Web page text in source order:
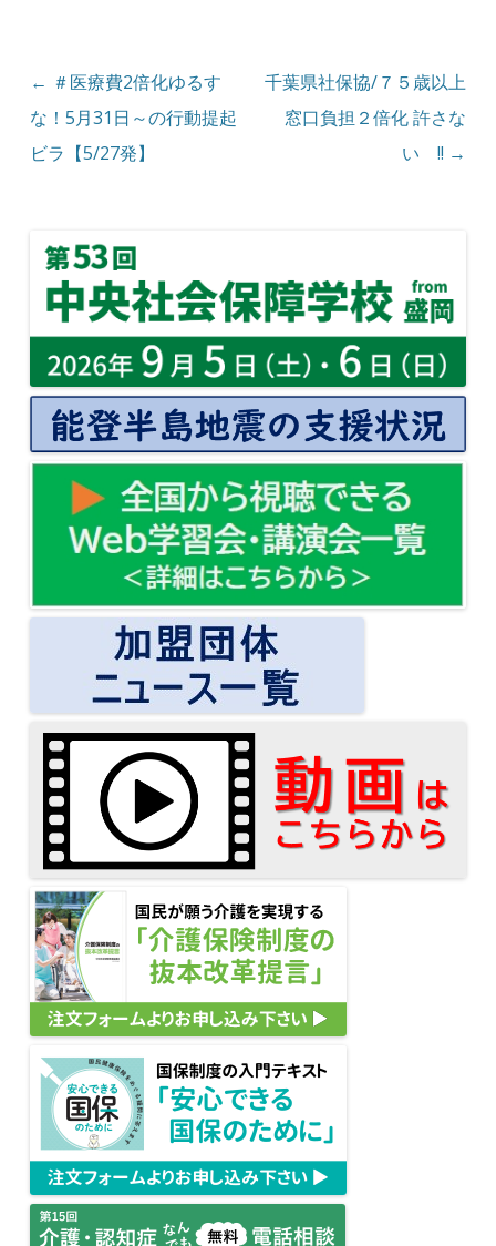
投稿ナビゲーション
← ＃医療費2倍化ゆるす
な！5月31日～の行動提起
ビラ【5/27発】
千葉県社保協/７５歳以上
窓口負担２倍化 許さな
い !! →